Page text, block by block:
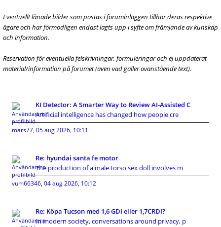
Eventuellt lånade bilder som postas i foruminläggen tillhör deras respektive
ägare och har förmodligen endast lagts upp i syfte om främjande av kunskap
och information.
Reservation för eventuella felskrivningar, formuleringar och ej uppdaterat
material/information på forumet (även vad gäller ovanstående text).
KI Detector: A Smarter Way to Review AI-Assisted C
Artificial intelligence has changed how people cre
mars77, 05 aug 2026, 10:11
Re: hyundai santa fe motor
The production of a male torso sex doll involves m
vum66346, 04 aug 2026, 10:12
Re: Köpa Tucson med 1,6 GDI eller 1,7CRDI?
In modern society, conversations around privacy, p